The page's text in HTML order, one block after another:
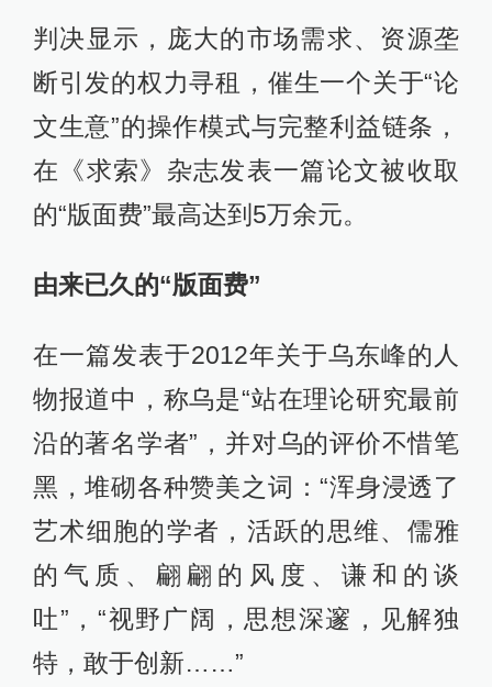
判决显示，庞大的市场需求、资源垄
断引发的权力寻租，催生一个关于“论
文生意”的操作模式与完整利益链条，
在《求索》杂志发表一篇论文被收取
的“版面费”最高达到5万余元。
由来已久的“版面费”
在一篇发表于2012年关于乌东峰的人
物报道中，称乌是“站在理论研究最前
沿的著名学者”，并对乌的评价不惜笔
黑，堆砌各种赞美之词：“浑身浸透了
艺术细胞的学者，活跃的思维、儒雅
的气质、翩翩的风度、谦和的谈
吐”，“视野广阔，思想深邃，见解独
特，敢于创新……”